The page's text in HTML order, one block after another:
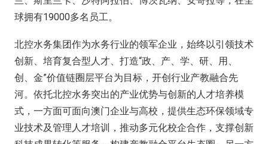
球拥有19000多名员工。
北控水务集团作为水务行业的领军企业，始终以引领技术
创新、培育复合型人才、打造“政、产、学、研、用、
创、金”价值链圈层平台为目标，开创行业产教融合先
河。依托北控水务突出的产业优势与创新的人才培养模
式，一方面可面向澳门企业与高校，提供生态环保领域专
业技术及管理人才培训，推动多元化校企合作，支撑创新